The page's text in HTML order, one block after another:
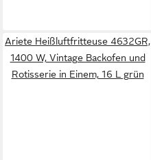
Ariete Heißluftfritteuse 4632GR,
1400 W, Vintage Backofen und
Rotisserie in Einem, 16 L grün